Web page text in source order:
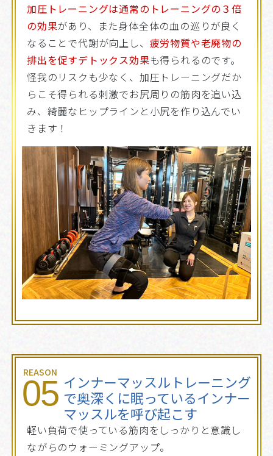
加圧トレーニングは通常のトレーニングの３倍
の効果があり、また身体全体の血の巡りが良く
なることで代謝が向上し、 疲労物質や老廃物の
排出を促すデトックス効果も得られるのです。
怪我のリスクも少なく、加圧トレーニングだか
らこそ得られる刺激でお尻周りの筋肉を追い込
み、綺麗なヒップラインと小尻を作り込んでい
きます！
REASON
05 インナーマッスルトレーニング
で奥深くに眠っているインナー
マッスルを呼び起こす
軽い負荷で使っている筋肉をしっかりと意識し
ながらのウォーミングアップ。